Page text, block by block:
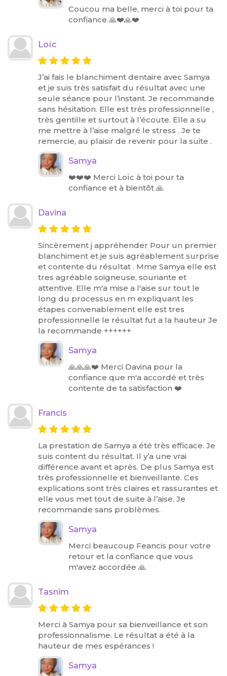
Coucou ma belle, merci à toi pour ta
confiance 🙏❤️🙏❤️
Loïc
J’ai fais le blanchiment dentaire avec Samya
et je suis très satisfait du résultat avec une
seule séance pour l’instant. Je recommande
sans hésitation. Elle est très professionnelle ,
très gentille et surtout à l’écoute. Elle a su
me mettre à l’aise malgré le stress . Je te
remercie, au plaisir de revenir pour la suite .
Samya
❤️❤️❤️ Merci Loïc à toi pour ta
confiance et à bientôt 🙏
Davina
Sincèrement j appréhender Pour un premier
blanchiment et je suis agréablement surprise
et contente du résultat . Mme Samya elle est
tres agréable soigneuse, souriante et
attentive. Elle m'a mise a l'aise sur tout le
long du processus en m expliquant les
étapes convenablement elle est tres
professionnelle le résultat fut a la hauteur Je
la recommande ++++++
Samya
🙏🙏🙏❤️ Merci Davina pour la
confiance que m'a accordé et très
contente de ta satisfaction ❤️
Francis
La prestation de Samya a été très efficace. Je
suis content du résultat. Il y’a une vrai
différence avant et après. De plus Samya est
très professionnelle et bienveillante. Ces
explications sont très claires et rassurantes et
elle vous met tout de suite à l’aise. Je
recommande sans problèmes.
Samya
Merci beaucoup Feancis pour votre
retour et la confiance que vous
m'avez accordée 🙏
Tasnim
Merci à Samya pour sa bienveillance et son
professionnalisme. Le résultat a été à la
hauteur de mes espérances !
Samya